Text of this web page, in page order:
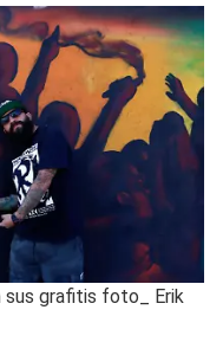
sus grafitis foto_ Erik